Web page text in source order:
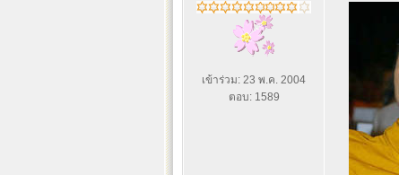
เข้าร่วม: 23 พ.ค. 2004
ตอบ: 1589